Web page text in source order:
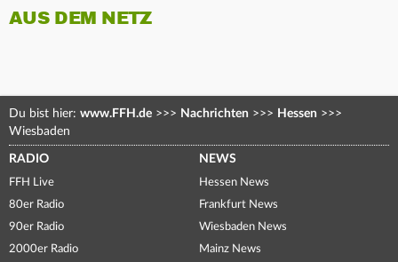
AUS DEM NETZ
Du bist hier: www.FFH.de >>> Nachrichten >>> Hessen >>>
Wiesbaden
RADIO
FFH Live
80er Radio
90er Radio
2000er Radio
NEWS
Hessen News
Frankfurt News
Wiesbaden News
Mainz News